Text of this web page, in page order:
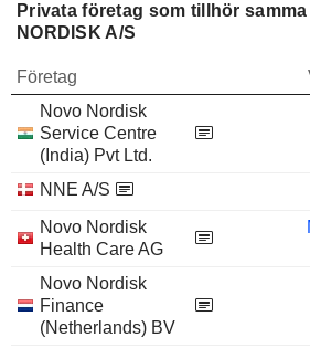
Privata företag som tillhör
NORDISK A/S
Företag
Novo Nordisk
Service Centre
(India) Pvt Ltd.
NNE A/S
Novo Nordisk
Health Care AG
Novo Nordisk
Finance
(Netherlands) BV